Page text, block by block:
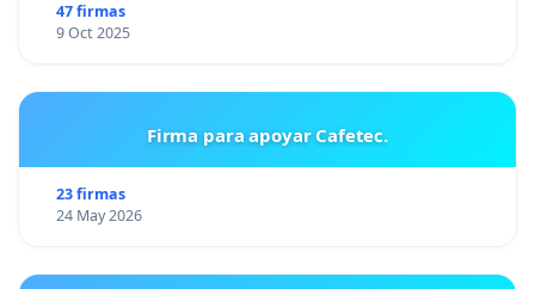
47 firmas
9 Oct 2025
Firma para apoyar Cafetec.
23 firmas
24 May 2026